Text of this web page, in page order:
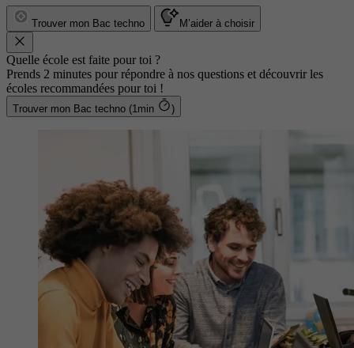
Trouver mon Bac techno M’aider à choisir
Quelle école est faite pour toi ?
Prends 2 minutes pour répondre à nos questions et découvrir les
écoles recommandées pour toi !
Trouver mon Bac techno (1min )